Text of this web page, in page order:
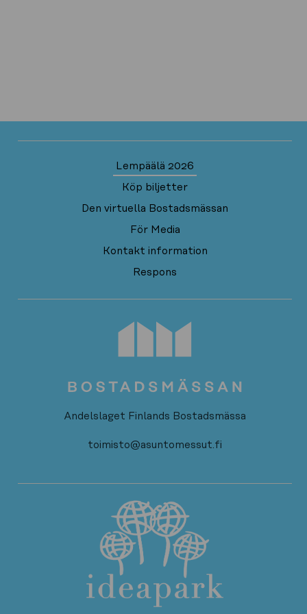
Andelslaget Finlands Bostadsmässa
toimisto@asuntomessut.fi
Lempäälä 2026
Köp biljetter
Den virtuella Bostadsmässan
För Media
Kontakt information
Respons